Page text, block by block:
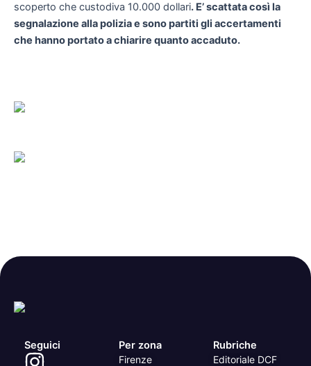
scoperto che custodiva 10.000 dollari. E’ scattata così la
segnalazione alla polizia e sono partiti gli accertamenti
che hanno portato a chiarire quanto accaduto.
Seguici Per zona
Firenze
Rubriche
Editoriale DCF